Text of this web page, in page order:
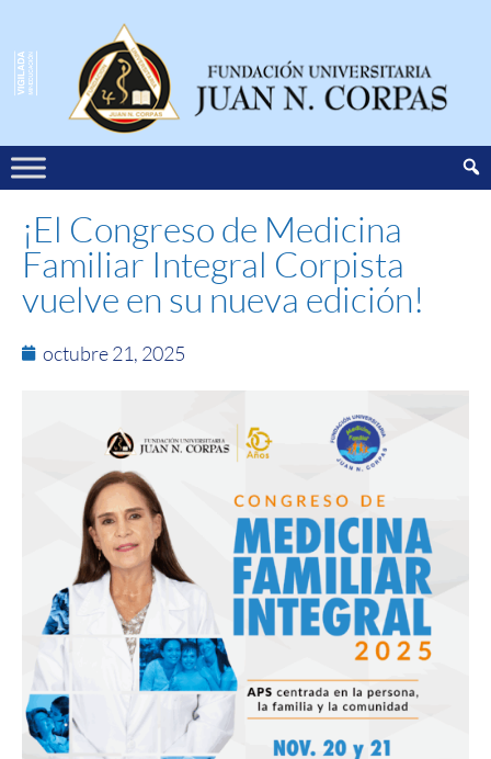
¡El Congreso de Medicina
Familiar Integral Corpista
vuelve en su nueva edición!
octubre 21, 2025